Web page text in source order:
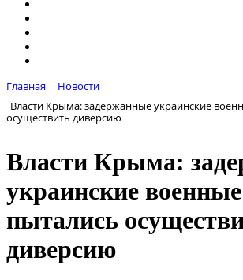
Главная
Новости
Власти Крыма: задержанные украинские
осуществить диверсию
Власти Крыма:
украинские военные
пытались
диверсию